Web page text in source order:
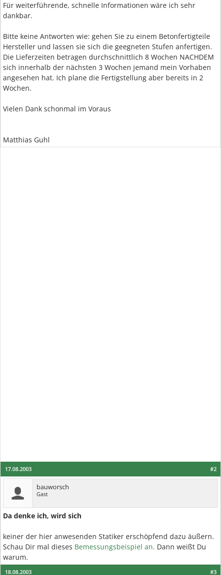
Für weiterführende, schnelle Informationen wäre ich sehr
dankbar.
Bitte keine Antworten wie: gehen Sie zu einem Betonfertigteile
Hersteller und lassen sie sich die geegneten Stufen anfertigen.
Die Lieferzeiten betragen durchschnittlich 8 Wochen NACHDEM
sich innerhalb der nächsten 3 Wochen jemand mein Vorhaben
angesehen hat. Ich plane die Fertigstellung aber bereits in 2
Wochen.
Vielen Dank schonmal im Voraus
Matthias Guhl
#2
17.08.2003
bauworsch
Gast
Da denke ich, wird sich
keiner der hier anwesenden Statiker erschöpfend dazu äußern.
Schau Dir mal dieses Bemessungsbeispiel an. Dann weißt Du
warum.
#3
18.08.2003